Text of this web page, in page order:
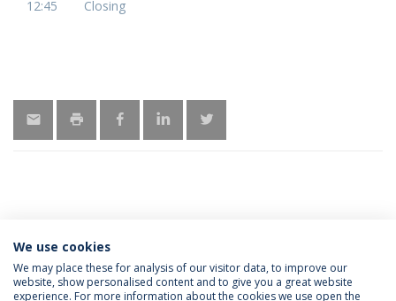
12:45 Closing
MAIS INFORMAÇÕES
We use cookies
We may place these for analysis of our visitor data, to improve our
website, show personalised content and to give you a great website
experience. For more information about the cookies we use open the